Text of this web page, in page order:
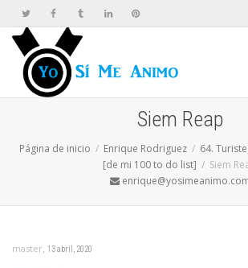
Siem Reap
Página de inicio Enrique Rodriguez
64.
[de mi 100 to do list]
Siem
master, 13 abril, 2020